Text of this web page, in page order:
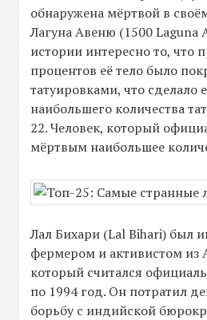
обнаружена мёртвой в
Лагуна Авеню (1500 Laguna
истории интересно то, что
процентов её тело было
татуировками, что сделало
наибольшего количества
22. Человек, который
мёртвым наибольшее
Лал Бихари (Lal Bihari) был
фермером и активистом из
который считался
по 1994 год. Он потратил
борьбу с индийской